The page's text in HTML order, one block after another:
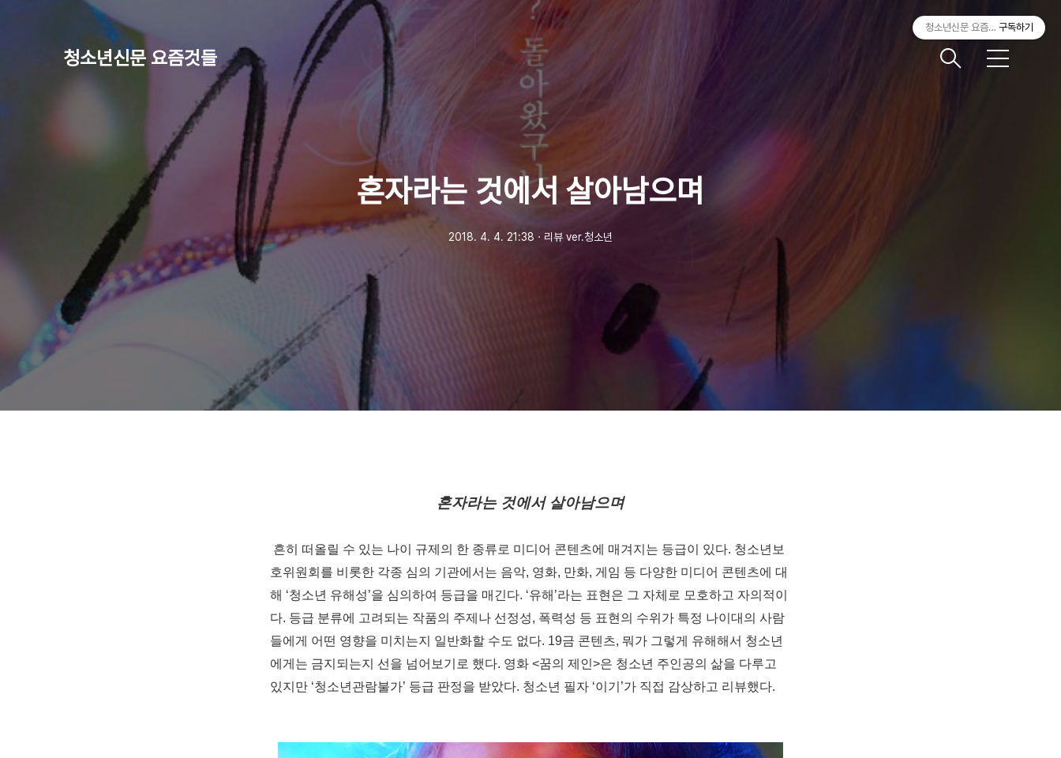
청소년신문 요즘것들
메
혼자라는 것에서 살아남으며
2018. 4. 4. 21:38 ㆍ 리뷰 ver.청소년
혼자라는 것에서 살아남으며
흔히 떠올릴 수 있는 나이 규제의 한 종류로 미디어 콘텐츠에 매겨지는 등급이 있다. 청소년보
호위원회를 비롯한 각종 심의 기관에서는 음악, 영화, 만화, 게임 등 다양한 미디어 콘텐츠에 대
해 ‘청소년 유해성’을 심의하여 등급을 매긴다. ‘유해 ’라는 표현은 그 자체로 모호하고 자의적이
다. 등급 분류에 고려되는 작품의 주제나 선정성, 폭력성 등 표현의 수위가 특정 나이대의 사람
들에게 어떤 영향을 미치는지 일반화할 수도 없다. 19금 콘텐츠, 뭐가 그렇게 유해해서 청소년
에게는 금지되는지 선을 넘어보기로 했다. 영화 <꿈의 제인>은 청소년 주인공의 삶을 다루고
있지만 ‘청소년관람불가’ 등급 판정을 받았다. 청소년 필자 ‘이기 ’가 직접 감상하고 리뷰했다.
청소년신문 요즘것들구독하기